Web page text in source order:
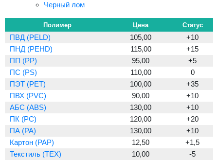
Черный лом
Полимер Цена Статус
ПВД (PELD) 105,00
+10
ПНД (PEHD)
115,00
+15
ПП (PP)
95,00
+5
ПС (PS)
110,00
0
ПЭТ (PET)
100,00
+35
ПВХ (PVC)
90,00
+10
АБС (ABS)
130,00
+10
ПК (PC)
120,00
+20
ПА (PA)
130,00
+10
Картон (PAP)
12,50
+1,5
Текстиль (TEX)
10,00
-5